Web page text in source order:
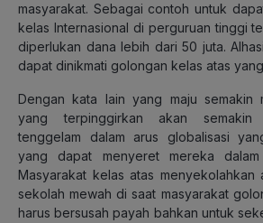
masyarakat. Sebagai contoh untuk
kelas Internasional di perguruan tinggi
diperlukan dana lebih dari 50 juta.
dapat dinikmati golongan kelas atas
Dengan kata lain yang maju semakin
yang terpinggirkan akan semakin
tenggelam dalam arus globalisasi
yang dapat menyeret mereka dalam
Masyarakat kelas atas menyekolahkan
sekolah mewah di saat masyarakat
harus bersusah payah bahkan untuk